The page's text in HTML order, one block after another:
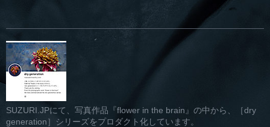
SUZURI.JPにて、写真作品『flower in the brain』の中から、［dry
generation］シリーズをプロダクト化しています。